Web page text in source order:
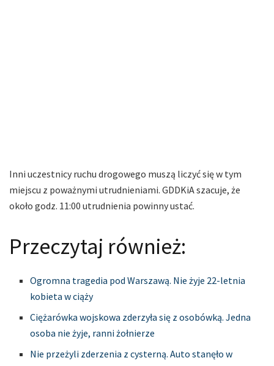
Inni uczestnicy ruchu drogowego muszą liczyć się w tym
miejscu z poważnymi utrudnieniami. GDDKiA szacuje, że
około godz. 11:00 utrudnienia powinny ustać.
Przeczytaj również:
Ogromna tragedia pod Warszawą. Nie żyje 22-letnia
kobieta w ciąży
Ciężarówka wojskowa zderzyła się z osobówką. Jedna
osoba nie żyje, ranni żołnierze
Nie przeżyli zderzenia z cysterną. Auto stanęło w